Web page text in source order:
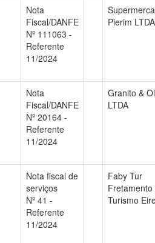
Nota
Fiscal/DANFE
Nº 111063 -
Referente
11/2024
Pierim LTDA
Nota
Fiscal/DANFE
Nº 20164 -
Referente
11/2024
Granito &
LTDA
Nota fiscal de
serviços
Nº 41 -
Referente
11/2024
Faby Tur
Fretamento
Turismo